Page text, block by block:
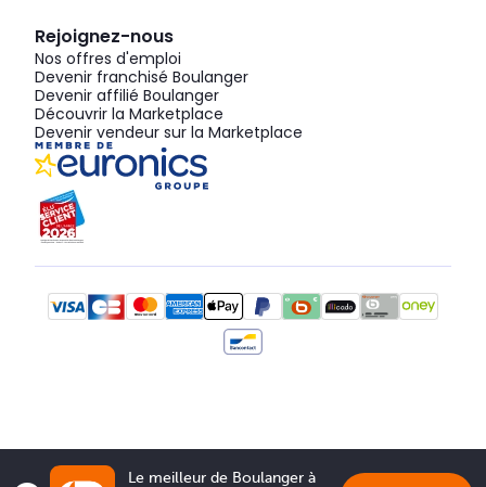
Rejoignez-nous
Nos offres d'emploi
Devenir franchisé Boulanger
Devenir affilié Boulanger
Découvrir la Marketplace
Devenir vendeur sur la Marketplace
Le meilleur de Boulanger à